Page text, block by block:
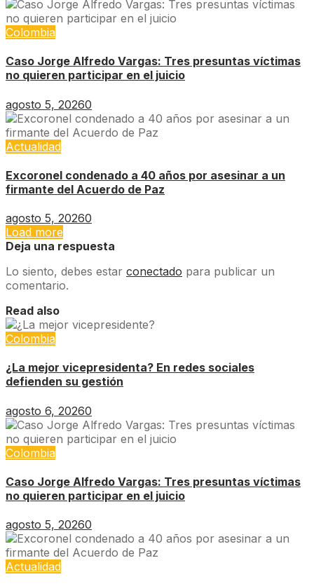
Colombia
Caso Jorge Alfredo Vargas: Tres presuntas víctimas
no quieren participar en el juicio
agosto 5, 20260
Actualidad
Excoronel condenado a 40 años por asesinar a un
firmante del Acuerdo de Paz
agosto 5, 20260
Load more
Deja una respuesta
Lo siento, debes estar conectado para publicar un
comentario.
Read also
Colombia
¿La mejor vicepresidenta? En redes sociales
defienden su gestión
agosto 6, 20260
Colombia
Caso Jorge Alfredo Vargas: Tres presuntas víctimas
no quieren participar en el juicio
agosto 5, 20260
Actualidad